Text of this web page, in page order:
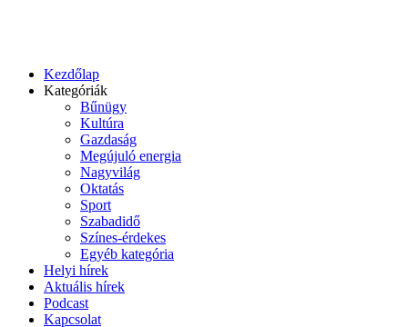
Kezdőlap
Kategóriák
Bűnügy
Kultúra
Gazdaság
Megújuló energia
Nagyvilág
Oktatás
Sport
Szabadidő
Színes-érdekes
Egyéb kategória
Helyi hírek
Aktuális hírek
Podcast
Kapcsolat